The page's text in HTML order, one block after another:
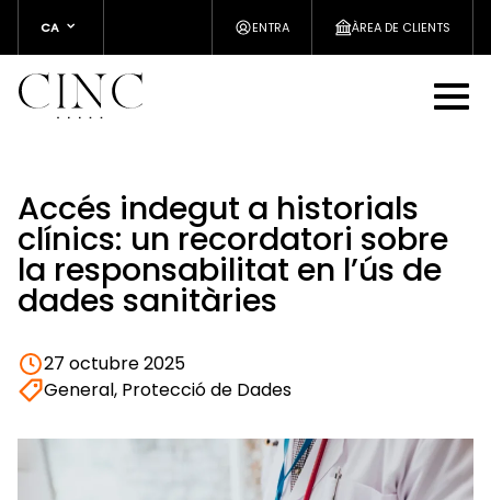
CA ENTRA ÀREA DE CLIENTS
Accés indegut a historials
clínics: un recordatori sobre
la responsabilitat en l’ús de
dades sanitàries
27 octubre 2025
General, Protecció de Dades